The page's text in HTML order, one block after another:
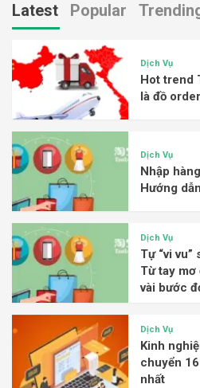
Latest Popular
Dịch Vụ
Hot trend
là đồ
Dịch Vụ
Nhập
Hướng
Dịch Vụ
Tự “vi
Từ tay
vài bước
Dịch Vụ
Kinh
chuyển
nhất